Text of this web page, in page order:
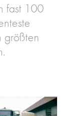
fast 100
größten